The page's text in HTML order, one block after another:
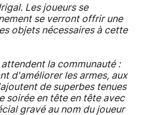
Les joueurs se
se verront offrir une
objets nécessaires à cette
la communauté :
d'améliorer les armes, aux
de superbes tenues
soirée en tête en tête avec
gravé au nom du joueur